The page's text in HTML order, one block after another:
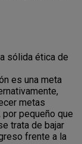
sólida ética de
es una meta
metas
pequeño que
trata de bajar
frente a la